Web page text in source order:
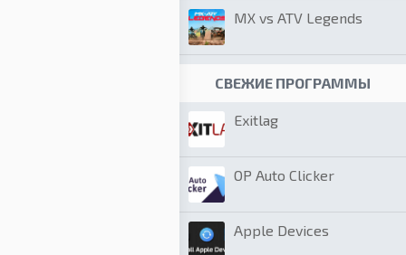
MX vs ATV Legends
СВЕЖИЕ ПРОГРАММЫ
Exitlag
OP Auto Clicker
Apple Devices